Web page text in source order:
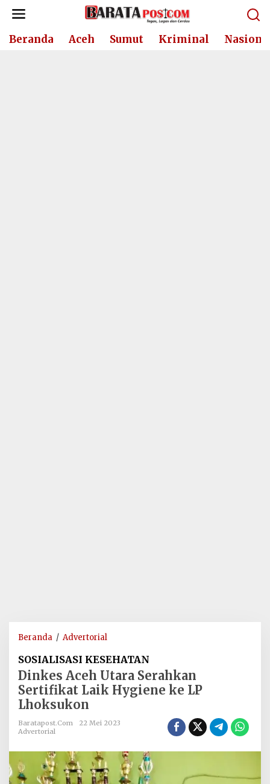
Lewati
konten
Beranda Aceh Sumut Kriminal
Beranda / Advertorial
Utara
Serahkan
Sertifikat
Lhoksukon
SOSIALISASI KESEHATAN
Dinkes Aceh Utara Serahkan
Sertifikat Laik Hygiene ke LP
Lhoksukon
Baratapost.com
22 Mei 2023
Advertorial